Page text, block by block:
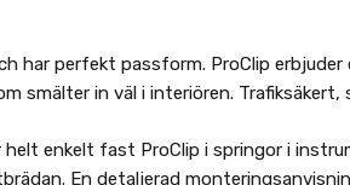
har perfekt passform. ProClip
smälter in väl i interiören.
enkelt fast ProClip i springor i
En detaljerad